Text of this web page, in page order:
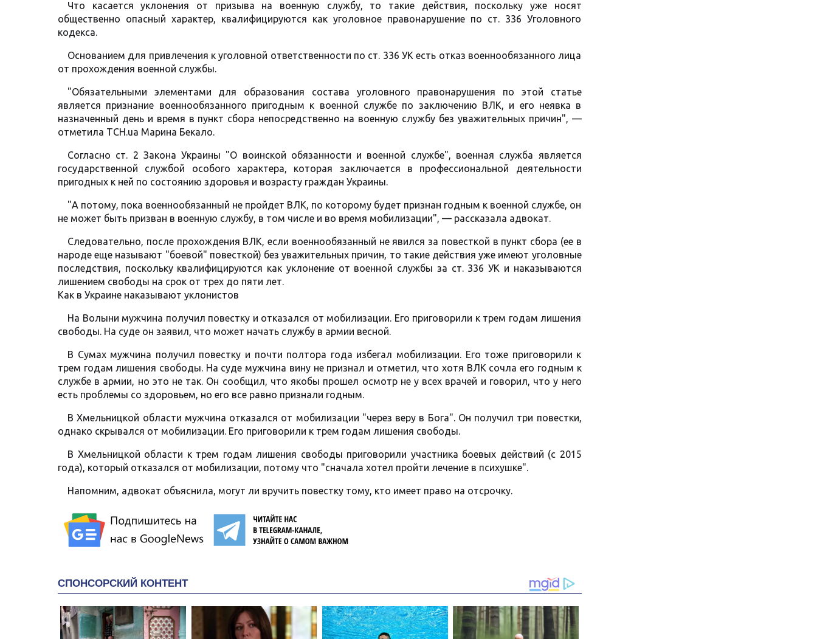
Что касается уклонения от призыва на военную службу, то такие действия, поскольку уже носят
общественно опасный характер, квалифицируются как уголовное правонарушение по ст. 336 Уголовного
кодекса.
Основанием для привлечения к уголовной ответственности по ст. 336 УК есть отказ военнообязанного лица
от прохождения военной службы.
"Обязательными элементами для образования состава уголовного правонарушения по этой статье
является признание военнообязанного пригодным к военной службе по заключению ВЛК, и его неявка в
назначенный день и время в пункт сбора непосредственно на военную службу без уважительных причин", —
отметила ТСН.ua Марина Бекало.
Согласно ст. 2 Закона Украины "О воинской обязанности и военной службе", военная служба является
государственной службой особого характера, которая заключается в профессиональной деятельности
пригодных к ней по состоянию здоровья и возрасту граждан Украины.
"А потому, пока военнообязанный не пройдет ВЛК, по которому будет признан годным к военной службе, он
не может быть призван в военную службу, в том числе и во время мобилизации", — рассказала адвокат.
Следовательно, после прохождения ВЛК, если военнообязанный не явился за повесткой в пункт сбора (ее в
народе еще называют "боевой" повесткой) без уважительных причин, то такие действия уже имеют уголовные
последствия, поскольку квалифицируются как уклонение от военной службы за ст. 336 УК и наказываются
лишением свободы на срок от трех до пяти лет.
Как в Украине наказывают уклонистов
На Волыни мужчина получил повестку и отказался от мобилизации. Его приговорили к трем годам лишения
свободы. На суде он заявил, что может начать службу в армии весной.
В Сумах мужчина получил повестку и почти полтора года избегал мобилизации. Его тоже приговорили к
трем годам лишения свободы. На суде мужчина вину не признал и отметил, что хотя ВЛК сочла его годным к
службе в армии, но это не так. Он сообщил, что якобы прошел осмотр не у всех врачей и говорил, что у него
есть проблемы со здоровьем, но его все равно признали годным.
В Хмельницкой области мужчина отказался от мобилизации "через веру в Бога". Он получил три повестки,
однако скрывался от мобилизации. Его приговорили к трем годам лишения свободы.
В Хмельницкой области к трем годам лишения свободы приговорили участника боевых действий (с 2015
года), который отказался от мобилизации, потому что "сначала хотел пройти лечение в психушке".
Напомним, адвокат объяснила, могут ли вручить повестку тому, кто имеет право на отсрочку.